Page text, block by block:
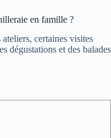
en famille ?
certaines visites
dégustations et des balades